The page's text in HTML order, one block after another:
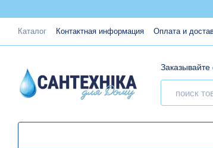
Каталог Контактная информация Оплата и
Заказывайте